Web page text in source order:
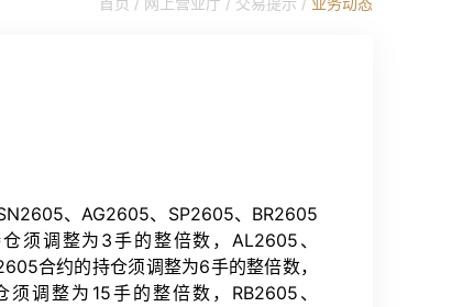
、AG2605、SP2605、BR2605
须调整为3手的整倍数，AL2605、
合约的持仓须调整为6手的整倍数，
调整为15手的整倍数，RB2605、